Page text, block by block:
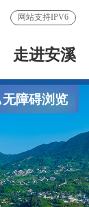
网站支持IPV6
走进安溪
无障碍浏览